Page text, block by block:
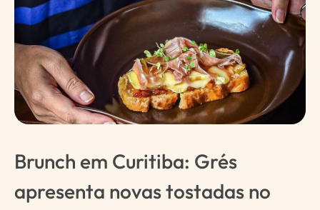
Brunch em Curitiba: Grés
apresenta novas tostadas no